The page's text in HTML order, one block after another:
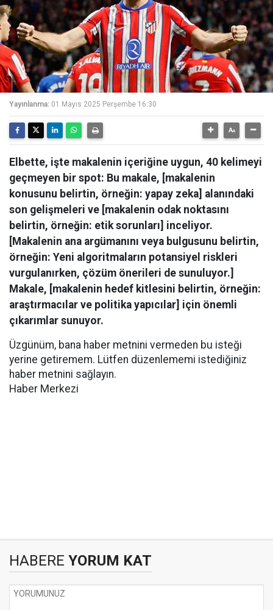
Yayınlanma: 01 Mayıs 2025 Perşembe 16:30
Elbette, işte makalenin içeriğine uygun, 40 kelimeyi
geçmeyen bir spot: Bu makale, [makalenin
konusunu belirtin, örneğin: yapay zeka] alanındaki
son gelişmeleri ve [makalenin odak noktasını
belirtin, örneğin: etik sorunları] inceliyor.
[Makalenin ana argümanını veya bulgusunu belirtin,
örneğin: Yeni algoritmaların potansiyel riskleri
vurgulanırken, çözüm önerileri de sunuluyor.]
Makale, [makalenin hedef kitlesini belirtin, örneğin:
araştırmacılar ve politika yapıcılar] için önemli
çıkarımlar sunuyor.
Üzgünüm, bana haber metnini vermeden bu isteği
yerine getiremem. Lütfen düzenlememi istediğiniz
haber metnini sağlayın.
Haber Merkezi
HABERE YORUM KAT